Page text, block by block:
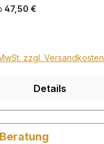
Höhe von 28,99€
30€.
47,50 €
zzgl. Versandkosten
Details